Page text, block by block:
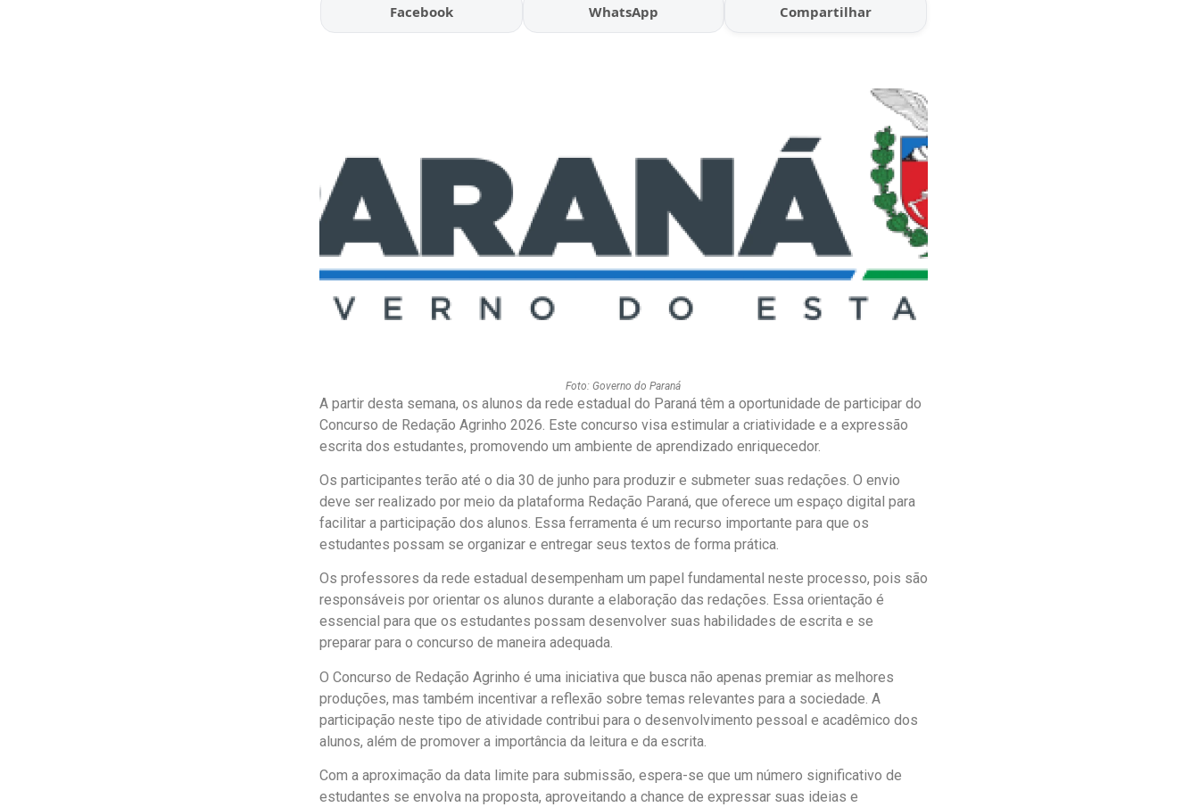
Facebook WhatsApp Compartilhar
Foto: Governo do Paraná
A partir desta semana, os alunos da rede estadual do Paraná têm a oportunidade de participar do
Concurso de Redação Agrinho 2026. Este concurso visa estimular a criatividade e a expressão
escrita dos estudantes, promovendo um ambiente de aprendizado enriquecedor.
Os participantes terão até o dia 30 de junho para produzir e submeter suas redações. O envio
deve ser realizado por meio da plataforma Redação Paraná, que oferece um espaço digital para
facilitar a participação dos alunos. Essa ferramenta é um recurso importante para que os
estudantes possam se organizar e entregar seus textos de forma prática.
Os professores da rede estadual desempenham um papel fundamental neste processo, pois são
responsáveis por orientar os alunos durante a elaboração das redações. Essa orientação é
essencial para que os estudantes possam desenvolver suas habilidades de escrita e se
preparar para o concurso de maneira adequada.
O Concurso de Redação Agrinho é uma iniciativa que busca não apenas premiar as melhores
produções, mas também incentivar a reflexão sobre temas relevantes para a sociedade. A
participação neste tipo de atividade contribui para o desenvolvimento pessoal e acadêmico dos
alunos, além de promover a importância da leitura e da escrita.
Com a aproximação da data limite para submissão, espera-se que um número significativo de
estudantes se envolva na proposta, aproveitando a chance de expressar suas ideias e